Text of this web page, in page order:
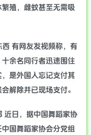
殖，雌蚊甚至无需吸
有网友发视频称，有
余名同行者迅速围住
是外国人忘记支付其
解除并已现场支付。
近日，据中国舞蹈家协
国舞蹈家协会分党组